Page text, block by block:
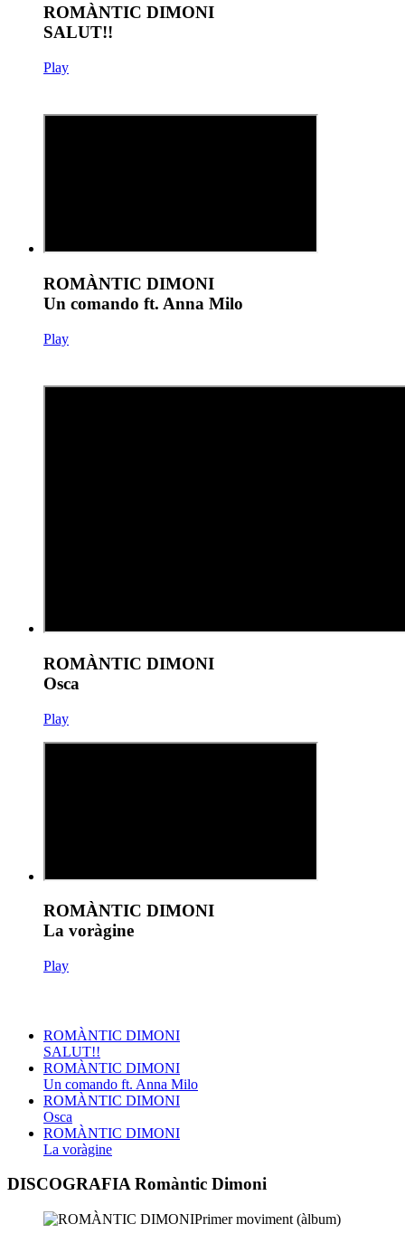
ROMÀNTIC DIMONI
SALUT!!
Play
ROMÀNTIC DIMONI
Un comando ft. Anna Milo
Play
ROMÀNTIC DIMONI
Osca
Play
ROMÀNTIC DIMONI
La voràgine
Play
ROMÀNTIC DIMONI
SALUT!!
ROMÀNTIC DIMONI
Un comando ft. Anna Milo
ROMÀNTIC DIMONI
Osca
ROMÀNTIC DIMONI
La voràgine
DISCOGRAFIA Romàntic Dimoni